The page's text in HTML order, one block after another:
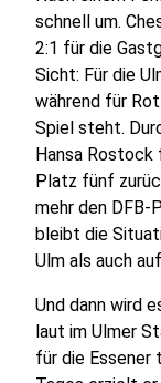
schnell um.
2:1 für die
Sicht: Für die
während für
Spiel steht.
Hansa Rostock
Platz fünf
mehr den DFB-
bleibt die
Ulm als auch
Und dann wird
laut im Ulmer
für die